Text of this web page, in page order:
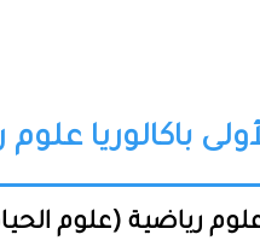
باكالوريا
علوم رياضية (علوم